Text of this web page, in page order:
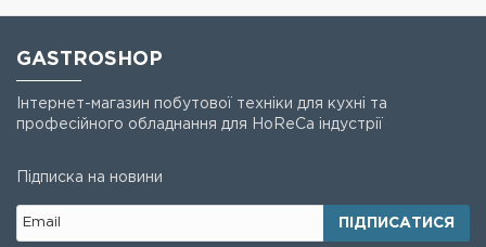
GASTROSHOP
Інтернет-магазин побутової техніки для кухні та
професійного обладнання для HoReCa індустрії
Підписка на новини
ПІДПИСАТИСЯ